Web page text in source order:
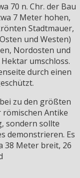
70 n. Chr. der Bau
7 Meter hohen,
Stadtmauer,
und Westen)
Nordosten und
umschloss.
durch einen
zu den größten
Antike
sondern sollte
demonstrieren. Es
38 Meter breit, 26